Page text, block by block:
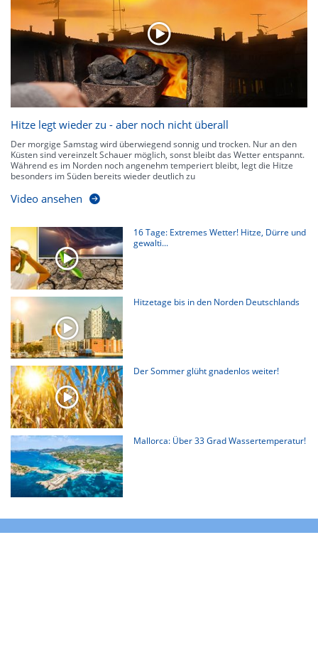
Hitze legt wieder zu - aber noch nicht überall
Der morgige Samstag wird überwiegend sonnig und trocken. Nur an den
Küsten sind vereinzelt Schauer möglich, sonst bleibt das Wetter entspannt.
Während es im Norden noch angenehm temperiert bleibt, legt die Hitze
besonders im Süden bereits wieder deutlich zu
Video ansehen
16 Tage: Extremes Wetter! Hitze, Dürre und
gewalti...
Hitzetage bis in den Norden Deutschlands
Der Sommer glüht gnadenlos weiter!
Mallorca: Über 33 Grad Wassertemperatur!